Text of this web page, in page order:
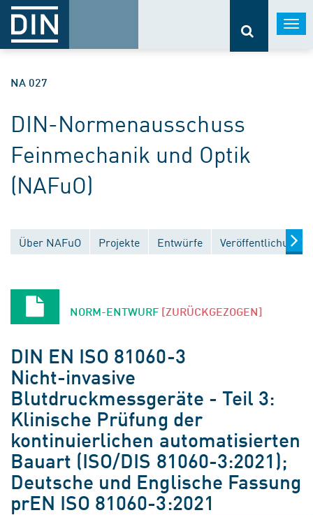
NA 027
DIN-Normenausschuss
Feinmechanik und Optik
(NAFuO)
Über NAFuO Projekte Entwürfe Veröffentlichungen
NORM-ENTWURF [ZURÜCKGEZOGEN]
DIN EN ISO 81060-3
Nicht-invasive
Blutdruckmessgeräte - Teil 3:
Klinische Prüfung der
kontinuierlichen automatisierten
Bauart (ISO/DIS 81060-3:2021);
Deutsche und Englische Fassung
prEN ISO 81060-3:2021